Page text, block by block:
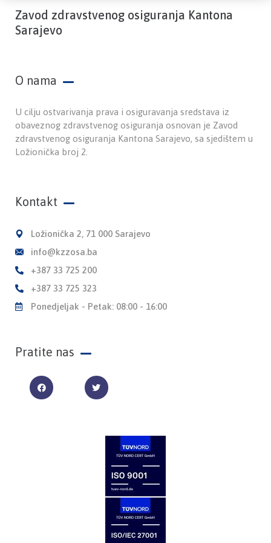
Zavod zdravstvenog osiguranja Kantona
Sarajevo
O nama
U cilju ostvarivanja prava i osiguravanja sredstava iz
obaveznog zdravstvenog osiguranja osnovan je Zavod
zdravstvenog osiguranja Kantona Sarajevo, sa sjedištem u
Ložionička broj 2.
Kontakt
Ložionička 2, 71 000 Sarajevo
info@kzzosa.ba
+387 33 725 200
+387 33 725 323
Ponedjeljak - Petak: 08:00 - 16:00
Pratite nas